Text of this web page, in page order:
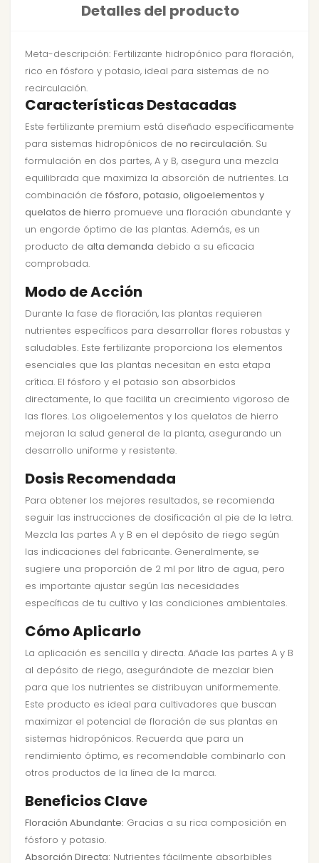
Detalles del producto
Meta-descripción: Fertilizante hidropónico para floración,
rico en fósforo y potasio, ideal para sistemas de no
recirculación.
Características Destacadas
Este fertilizante premium está diseñado específicamente
para sistemas hidropónicos de no recirculación. Su
formulación en dos partes, A y B, asegura una mezcla
equilibrada que maximiza la absorción de nutrientes. La
combinación de fósforo, potasio, oligoelementos y
quelatos de hierro promueve una floración abundante y
un engorde óptimo de las plantas. Además, es un
producto de alta demanda debido a su eficacia
comprobada.
Modo de Acción
Durante la fase de floración, las plantas requieren
nutrientes específicos para desarrollar flores robustas y
saludables. Este fertilizante proporciona los elementos
esenciales que las plantas necesitan en esta etapa
crítica. El fósforo y el potasio son absorbidos
directamente, lo que facilita un crecimiento vigoroso de
las flores. Los oligoelementos y los quelatos de hierro
mejoran la salud general de la planta, asegurando un
desarrollo uniforme y resistente.
Dosis Recomendada
Para obtener los mejores resultados, se recomienda
seguir las instrucciones de dosificación al pie de la letra.
Mezcla las partes A y B en el depósito de riego según
las indicaciones del fabricante. Generalmente, se
sugiere una proporción de 2 ml por litro de agua, pero
es importante ajustar según las necesidades
específicas de tu cultivo y las condiciones ambientales.
Cómo Aplicarlo
La aplicación es sencilla y directa. Añade las partes A y B
al depósito de riego, asegurándote de mezclar bien
para que los nutrientes se distribuyan uniformemente.
Este producto es ideal para cultivadores que buscan
maximizar el potencial de floración de sus plantas en
sistemas hidropónicos. Recuerda que para un
rendimiento óptimo, es recomendable combinarlo con
otros productos de la línea de la marca.
Beneficios Clave
Floración Abundante: Gracias a su rica composición en
fósforo y potasio.
Absorción Directa: Nutrientes fácilmente absorbibles